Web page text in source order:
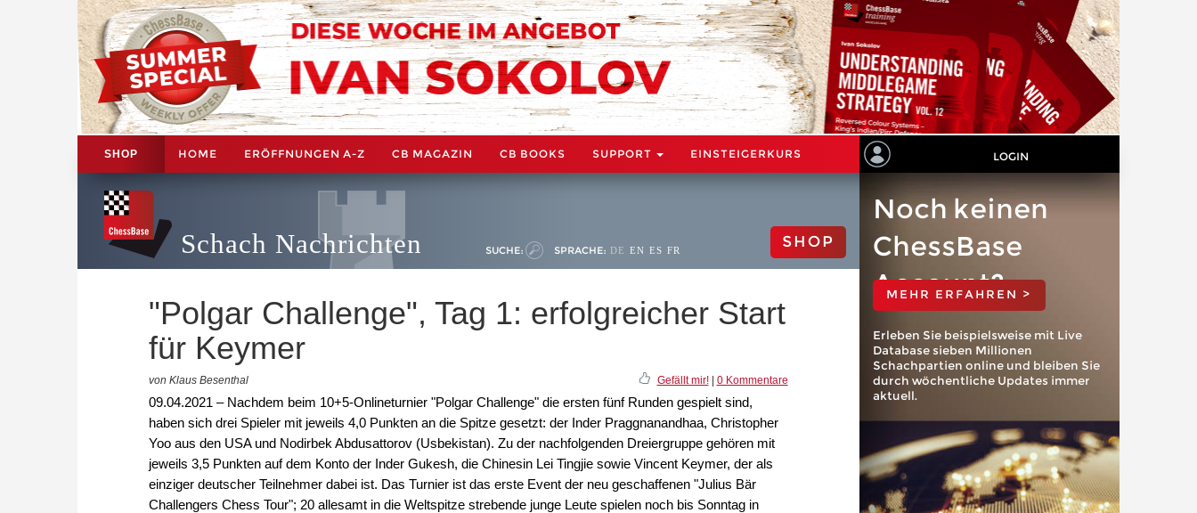
SHOP HOME ERÖFFNUNGEN A-Z CB MAGAZIN CB BOOKS SUPPORT EINSTEIGERKURS LOGIN
Schach Nachrichten SUCHE: SPRACHE: DE EN ES FR SHOP
"Polgar Challenge", Tag 1: erfolgreicher Start
für Keymer
von Klaus Besenthal Gefällt mir!| 0 Kommentare
09.04.2021 – Nachdem beim 10+5-Onlineturnier "Polgar Challenge" die ersten fünf Runden gespielt sind,
haben sich drei Spieler mit jeweils 4,0 Punkten an die Spitze gesetzt: der Inder Praggnanandhaa, Christopher
Yoo aus den USA und Nodirbek Abdusattorov (Usbekistan). Zu der nachfolgenden Dreiergruppe gehören mit
jeweils 3,5 Punkten auf dem Konto der Inder Gukesh, die Chinesin Lei Tingjie sowie Vincent Keymer, der als
einziger deutscher Teilnehmer dabei ist. Das Turnier ist das erste Event der neu geschaffenen "Julius Bär
Challengers Chess Tour"; 20 allesamt in die Weltspitze strebende junge Leute spielen noch bis Sonntag in
Noch keinen
ChessBase
Account?
MEHR ERFAHREN >
Erleben Sie beispielsweise mit Live
Database sieben Millionen
Schachpartien online und bleiben Sie
durch wöchentliche Updates immer
aktuell.